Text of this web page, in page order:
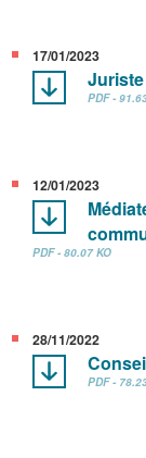
17/01/2023
PDF -
12/01/2023
PDF - 80.07 KO
28/11/2022
PDF -